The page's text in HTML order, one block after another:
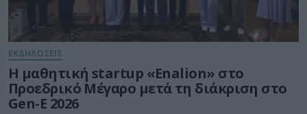
ΕΚΔΗΛΩΣΕΙΣ
Η μαθητική startup «Enalion» στο
Προεδρικό Μέγαρο μετά τη διάκριση στο
Gen-E 2026